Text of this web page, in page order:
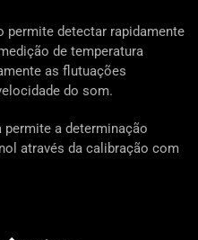
permite detectar rapidamente
de temperatura
as flutuações
do som.
a determinação
através da calibração com